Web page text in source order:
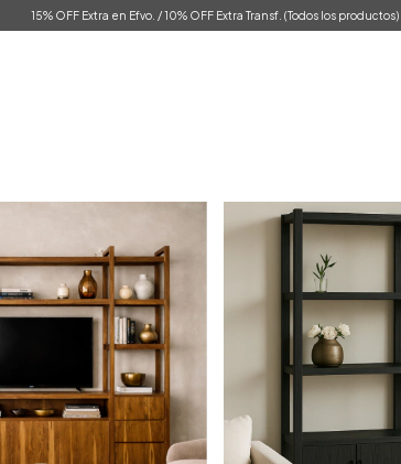
15% OFF Extra en Efvo. / 10% OFF Extra Transf. (Todos los productos)